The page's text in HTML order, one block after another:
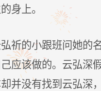
身上。
祈的小跟班问她的
应该做的。云弘深
并没有找到云弘深